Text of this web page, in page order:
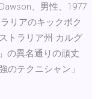
、男性、1977
リアのキックボク
トラリア州 カルグ
の異名通りの頑丈
のテクニシャン」